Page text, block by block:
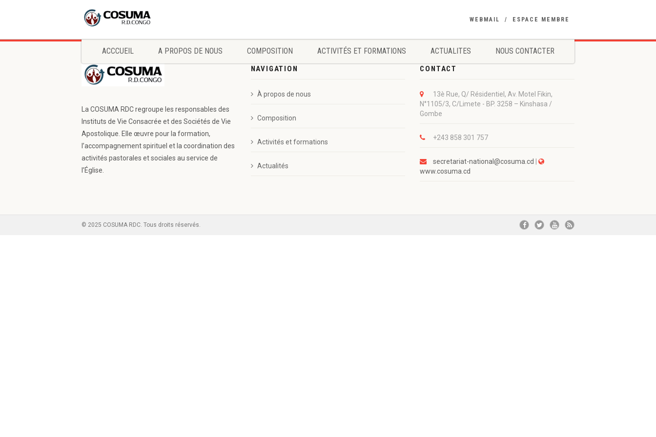
WEBMAIL ESPACE MEMBRE
ACCCUEIL A PROPOS DE NOUS COMPOSITION ACTIVITÉS ET FORMATIONS ACTUALITES NOUS CONTACTER
La COSUMA RDC regroupe les responsables des
Instituts de Vie Consacrée et des Sociétés de Vie
Apostolique. Elle œuvre pour la formation,
l’accompagnement spirituel et la coordination des
activités pastorales et sociales au service de
l’Église.
NAVIGATION
À propos de nous
Composition
Activités et formations
Actualités
CONTACT
13è Rue, Q/ Résidentiel, Av. Motel Fikin,
N°1105/3, C/Limete - BP. 3258 – Kinshasa /
Gombe
+243 858 301 757
secretariat-national@cosuma.cd
|
www.cosuma.cd
© 2025 COSUMA RDC. Tous droits réservés.